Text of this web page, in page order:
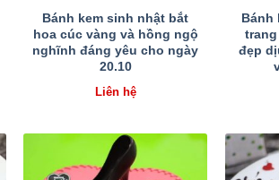
Bánh kem sinh nhật bắt
hoa cúc vàng và hồng ngộ
nghĩnh đáng yêu cho ngày
20.10
Liên hệ
Bánh
đẹp